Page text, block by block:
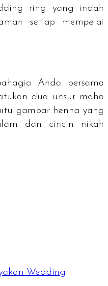
ring
yang indah
setiap mempelai
Anda bersama
dua unsur maha
gambar henna yang
dan cincin nikah
Wedding